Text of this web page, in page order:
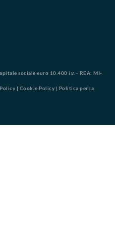
sociale euro 10.400 i.v. - REA: MI-
| Cookie Policy | Politica per la